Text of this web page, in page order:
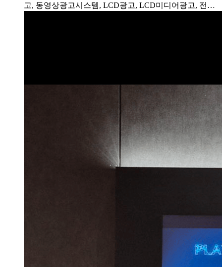
고, 동영상광고시스템, LCD광고, LCD미디어광고, 전…